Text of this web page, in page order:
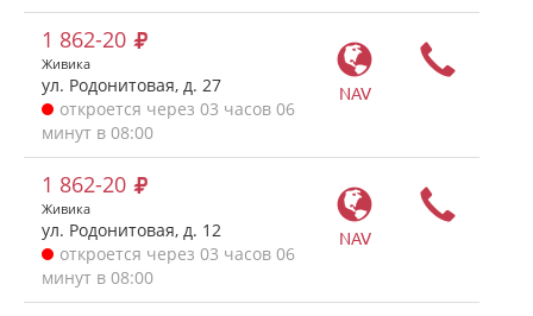
NAV
1 862-20
Живика
ул. Родонитовая, д. 27
откроется через 03 часов 06
минут в 08:00
NAV
1 862-20
Живика
ул. Родонитовая, д. 12
откроется через 03 часов 06
минут в 08:00